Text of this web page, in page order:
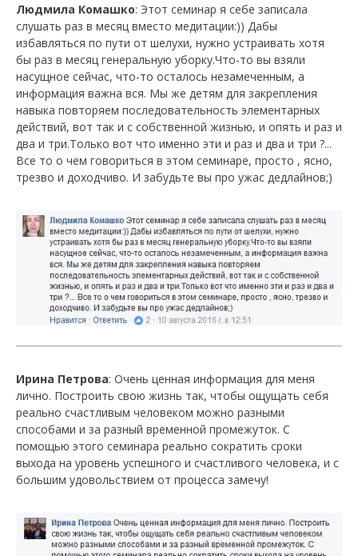
Людмила Комашко: Этот семинар я себе записала
слушать раз в месяц вместо медитации:)) Дабы
избавляться по пути от шелухи, нужно устраивать хотя
бы раз в месяц генеральную уборку.Что-то вы взяли
насущное сейчас, что-то осталось незамеченным, а
информация важна вся. Мы же детям для закрепления
навыка повторяем последовательность элементарных
действий, вот так и с собственной жизнью, и опять и раз и
два и три.Только вот что именно эти и раз и два и три ?...
Все то о чем говориться в этом семинаре, просто , ясно,
трезво и доходчиво. И забудьте вы про ужас дедлайнов;)
Ирина Петрова: Очень ценная информация для меня
лично. Построить свою жизнь так, чтобы ощущать себя
реально счастливым человеком можно разными
способами и за разный временной промежуток. С
помощью этого семинара реально сократить сроки
выхода на уровень успешного и счастливого человека, и с
большим удовольствием от процесса замечу!